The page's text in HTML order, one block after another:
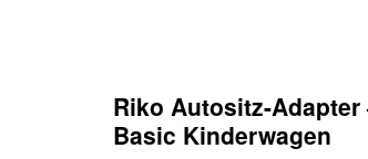
Riko Autositz-
Basic Kinderwagen